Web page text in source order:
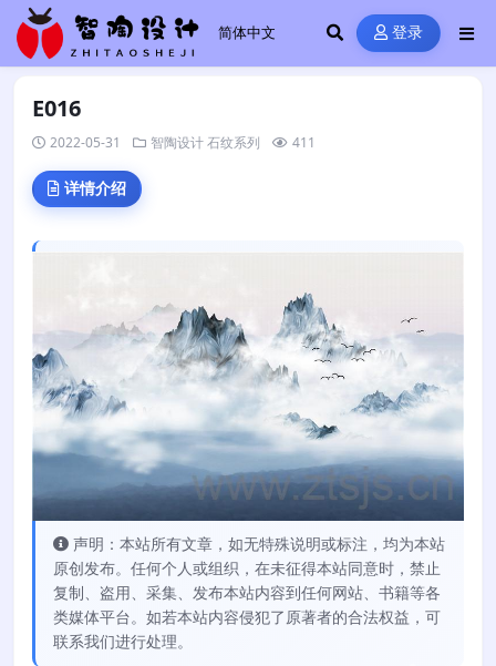
登录
E016
2022-05-31 智陶设计石纹系列 411
详情介绍
声明：本站所有文章，如无特殊说明或标注，均为本站
原创发布。任何个人或组织，在未征得本站同意时，禁止
复制、盗用、采集、发布本站内容到任何网站、书籍等各
类媒体平台。如若本站内容侵犯了原著者的合法权益，可
联系我们进行处理。